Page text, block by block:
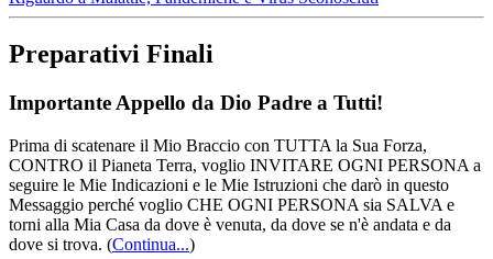
Preparativi Finali
Importante Appello da Dio Padre a Tutti!
Prima di scatenare il Mio Braccio con TUTTA la Sua Forza,
CONTRO il Pianeta Terra, voglio INVITARE OGNI PERSONA a
seguire le Mie Indicazioni e le Mie Istruzioni che darò in questo
Messaggio perché voglio CHE OGNI PERSONA sia SALVA e
torni alla Mia Casa da dove è venuta, da dove se n'è andata e da
dove si trova. (Continua...)